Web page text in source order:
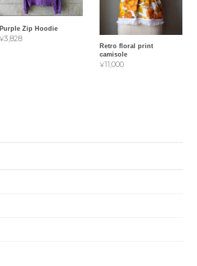
Purple Zip Hoodie
¥3,828
Retro floral print
camisole
¥11,000